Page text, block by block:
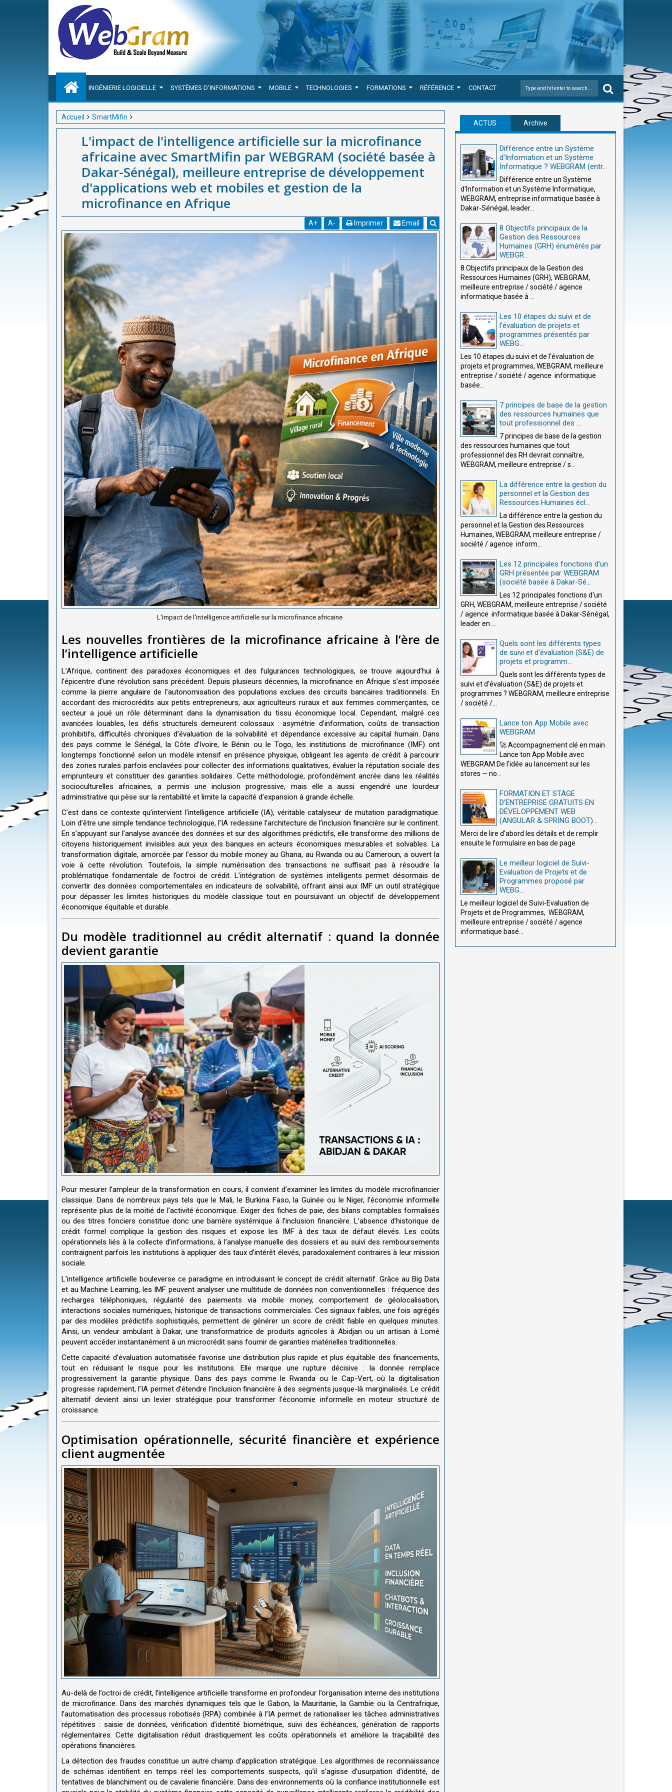
INGÉNIERIE LOGICIELLE SYSTÈMES D'INFORMATIONS MOBILE TECHNOLOGIES FORMATIONS RÉFÉRENCE CONTACT
Accueil
SmartMifin
L'impact de l'intelligence artificielle sur la microfinance africaine avec SmartMifin par WEBGRAM (société basée à Dakar-
Sénégal), meilleure entreprise de développement d'applications web et mobiles et gestion de la microfinance en Afrique
L'impact de l'intelligence artificielle sur la microfinance
africaine avec SmartMifin par WEBGRAM (société basée à
Dakar-Sénégal), meilleure entreprise de développement
d'applications web et mobiles et gestion de la
microfinance en Afrique
A+ A- Imprimer Email
L'impact de l'intelligence artificielle sur la microfinance africaine
Les nouvelles frontières de la microfinance africaine à l’ère de
l’intelligence artificielle
L’Afrique, continent des paradoxes économiques et des fulgurances technologiques, se trouve aujourd’hui à
l’épicentre d’une révolution sans précédent. Depuis plusieurs décennies, la microfinance en Afrique s’est imposée
comme la pierre angulaire de l’autonomisation des populations exclues des circuits bancaires traditionnels. En
accordant des microcrédits aux petits entrepreneurs, aux agriculteurs ruraux et aux femmes commerçantes, ce
secteur a joué un rôle déterminant dans la dynamisation du tissu économique local. Cependant, malgré ces
avancées louables, les défis structurels demeurent colossaux : asymétrie d’information, coûts de transaction
prohibitifs, difficultés chroniques d’évaluation de la solvabilité et dépendance excessive au capital humain. Dans
des pays comme le Sénégal, la Côte d’Ivoire, le Bénin ou le Togo, les institutions de microfinance (IMF) ont
longtemps fonctionné selon un modèle intensif en présence physique, obligeant les agents de crédit à parcourir
des zones rurales parfois enclavées pour collecter des informations qualitatives, évaluer la réputation sociale des
emprunteurs et constituer des garanties solidaires. Cette méthodologie, profondément ancrée dans les réalités
socioculturelles africaines, a permis une inclusion progressive, mais elle a aussi engendré une lourdeur
administrative qui pèse sur la rentabilité et limite la capacité d’expansion à grande échelle.
C’est dans ce contexte qu’intervient l’intelligence artificielle (IA), véritable catalyseur de mutation paradigmatique.
Loin d’être une simple tendance technologique, l’IA redessine l’architecture de l’inclusion financière sur le continent.
En s’appuyant sur l’analyse avancée des données et sur des algorithmes prédictifs, elle transforme des millions de
citoyens historiquement invisibles aux yeux des banques en acteurs économiques mesurables et solvables. La
transformation digitale, amorcée par l’essor du mobile money au Ghana, au Rwanda ou au Cameroun, a ouvert la
voie à cette révolution. Toutefois, la simple numérisation des transactions ne suffisait pas à résoudre la
problématique fondamentale de l’octroi de crédit. L’intégration de systèmes intelligents permet désormais de
convertir des données comportementales en indicateurs de solvabilité, offrant ainsi aux IMF un outil stratégique
pour dépasser les limites historiques du modèle classique tout en poursuivant un objectif de développement
économique équitable et durable.
Du modèle traditionnel au crédit alternatif : quand la donnée
devient garantie
Pour mesurer l’ampleur de la transformation en cours, il convient d’examiner les limites du modèle microfinancier
classique. Dans de nombreux pays tels que le Mali, le Burkina Faso, la Guinée ou le Niger, l’économie informelle
représente plus de la moitié de l’activité économique. Exiger des fiches de paie, des bilans comptables formalisés
ou des titres fonciers constitue donc une barrière systémique à l’inclusion financière. L’absence d’historique de
crédit formel complique la gestion des risques et expose les IMF à des taux de défaut élevés. Les coûts
opérationnels liés à la collecte d’informations, à l’analyse manuelle des dossiers et au suivi des remboursements
contraignent parfois les institutions à appliquer des taux d’intérêt élevés, paradoxalement contraires à leur mission
sociale.
L’intelligence artificielle bouleverse ce paradigme en introduisant le concept de crédit alternatif. Grâce au Big Data
et au Machine Learning, les IMF peuvent analyser une multitude de données non conventionnelles : fréquence des
recharges téléphoniques, régularité des paiements via mobile money, comportement de géolocalisation,
interactions sociales numériques, historique de transactions commerciales. Ces signaux faibles, une fois agrégés
par des modèles prédictifs sophistiqués, permettent de générer un score de crédit fiable en quelques minutes.
Ainsi, un vendeur ambulant à Dakar, une transformatrice de produits agricoles à Abidjan ou un artisan à Lomé
peuvent accéder instantanément à un microcrédit sans fournir de garanties matérielles traditionnelles.
Cette capacité d’évaluation automatisée favorise une distribution plus rapide et plus équitable des financements,
tout en réduisant le risque pour les institutions. Elle marque une rupture décisive : la donnée remplace
progressivement la garantie physique. Dans des pays comme le Rwanda ou le Cap-Vert, où la digitalisation
progresse rapidement, l’IA permet d’étendre l’inclusion financière à des segments jusque-là marginalisés. Le crédit
alternatif devient ainsi un levier stratégique pour transformer l’économie informelle en moteur structuré de
croissance.
Optimisation opérationnelle, sécurité financière et expérience
client augmentée
Au-delà de l’octroi de crédit, l’intelligence artificielle transforme en profondeur l’organisation interne des institutions
de microfinance. Dans des marchés dynamiques tels que le Gabon, la Mauritanie, la Gambie ou la Centrafrique,
l’automatisation des processus robotisés (RPA) combinée à l’IA permet de rationaliser les tâches administratives
répétitives : saisie de données, vérification d’identité biométrique, suivi des échéances, génération de rapports
réglementaires. Cette digitalisation réduit drastiquement les coûts opérationnels et améliore la traçabilité des
opérations financières.
La détection des fraudes constitue un autre champ d’application stratégique. Les algorithmes de reconnaissance
de schémas identifient en temps réel les comportements suspects, qu’il s’agisse d’usurpation d’identité, de
tentatives de blanchiment ou de cavalerie financière. Dans des environnements où la confiance institutionnelle est
ACTUS Archive
Différence entre un Système
d'Information et un Système
Informatique ? WEBGRAM (entr...
Différence entre un Système
d'Information et un Système Informatique,
WEBGRAM, entreprise informatique basée à
Dakar-Sénégal, leader...
8 Objectifs principaux de la
Gestion des Ressources
Humaines (GRH) énumérés par
WEBGR...
8 Objectifs principaux de la Gestion des
Ressources Humaines (GRH), WEBGRAM,
meilleure entreprise / société / agence
informatique basée à ...
Les 10 étapes du suivi et de
l'évaluation de projets et
programmes présentés par
WEBG...
Les 10 étapes du suivi et de l'évaluation de
projets et programmes, WEBGRAM, meilleure
entreprise / société / agence informatique
basée...
7 principes de base de la gestion
des ressources humaines que
tout professionnel des ...
7 principes de base de la gestion
des ressources humaines que tout
professionnel des RH devrait connaître,
WEBGRAM, meilleure entreprise / s...
La différence entre la gestion du
personnel et la Gestion des
Ressources Humaines écl...
La différence entre la gestion du
personnel et la Gestion des Ressources
Humaines, WEBGRAM, meilleure entreprise /
société / agence inform...
Les 12 principales fonctions d'un
GRH présentée par WEBGRAM
(société basée à Dakar-Sé...
Les 12 principales fonctions d'un
GRH, WEBGRAM, meilleure entreprise / société
/ agence informatique basée à Dakar-Sénégal,
leader en ...
Quels sont les différents types
de suivi et d'évaluation (S&E) de
projets et programm...
Quels sont les différents types de
suivi et d'évaluation (S&E) de projets et
programmes ? WEBGRAM, meilleure entreprise
/ société /...
Lance ton App Mobile avec
WEBGRAM
🚀 Accompagnement clé en main
Lance ton App Mobile avec
WEBGRAM De l'idée au lancement sur les
stores — no...
FORMATION ET STAGE
D’ENTREPRISE GRATUITS EN
DÉVELOPPEMENT WEB
(ANGULAR & SPRING BOOT)...
Merci de lire d'abord les détails et de remplir
ensuite le formulaire en bas de page
Le meilleur logiciel de Suivi-
Evaluation de Projets et de
Programmes proposé par
WEBG...
Le meilleur logiciel de Suivi-Evaluation de
Projets et de Programmes, WEBGRAM,
meilleure entreprise / société / agence
informatique basé...